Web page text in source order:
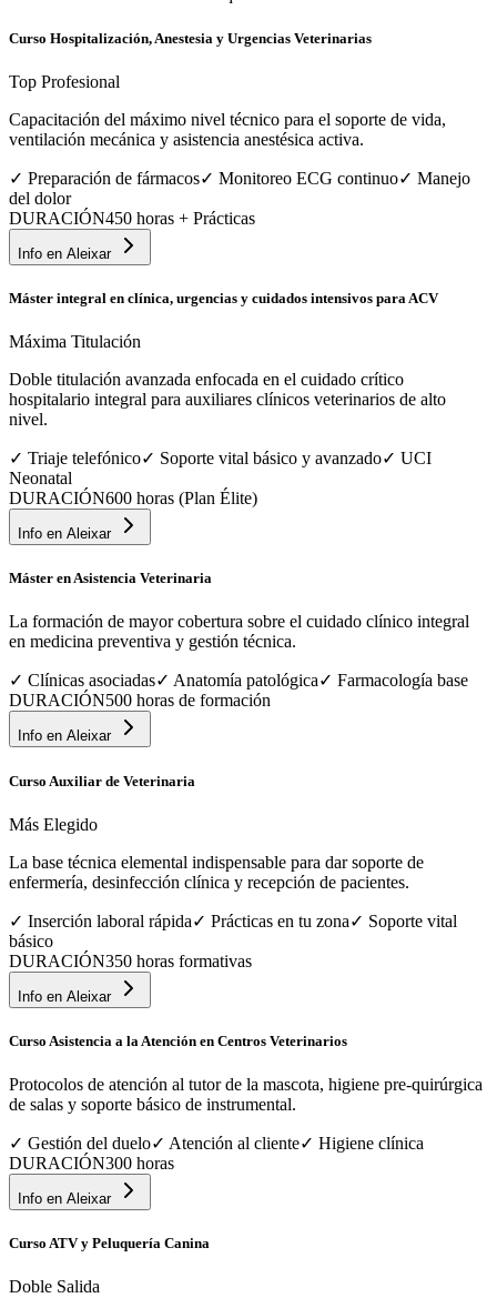
Curso Hospitalización, Anestesia y Urgencias Veterinarias
Top Profesional
Capacitación del máximo nivel técnico para el soporte de vida,
ventilación mecánica y asistencia anestésica activa.
✓ Preparación de fármacos✓ Monitoreo ECG continuo✓ Manejo
del dolor
DURACIÓN450 horas + Prácticas
Info en Aleixar
Máster integral en clínica, urgencias y cuidados intensivos para ACV
Máxima Titulación
Doble titulación avanzada enfocada en el cuidado crítico
hospitalario integral para auxiliares clínicos veterinarios de alto
nivel.
✓ Triaje telefónico✓ Soporte vital básico y avanzado✓ UCI
Neonatal
DURACIÓN600 horas (Plan Élite)
Info en Aleixar
Máster en Asistencia Veterinaria
La formación de mayor cobertura sobre el cuidado clínico integral
en medicina preventiva y gestión técnica.
✓ Clínicas asociadas✓ Anatomía patológica✓ Farmacología base
DURACIÓN500 horas de formación
Info en Aleixar
Curso Auxiliar de Veterinaria
Más Elegido
La base técnica elemental indispensable para dar soporte de
enfermería, desinfección clínica y recepción de pacientes.
✓ Inserción laboral rápida✓ Prácticas en tu zona✓ Soporte vital
básico
DURACIÓN350 horas formativas
Info en Aleixar
Curso Asistencia a la Atención en Centros Veterinarios
Protocolos de atención al tutor de la mascota, higiene pre-quirúrgica
de salas y soporte básico de instrumental.
✓ Gestión del duelo✓ Atención al cliente✓ Higiene clínica
DURACIÓN300 horas
Info en Aleixar
Curso ATV y Peluquería Canina
Doble Salida